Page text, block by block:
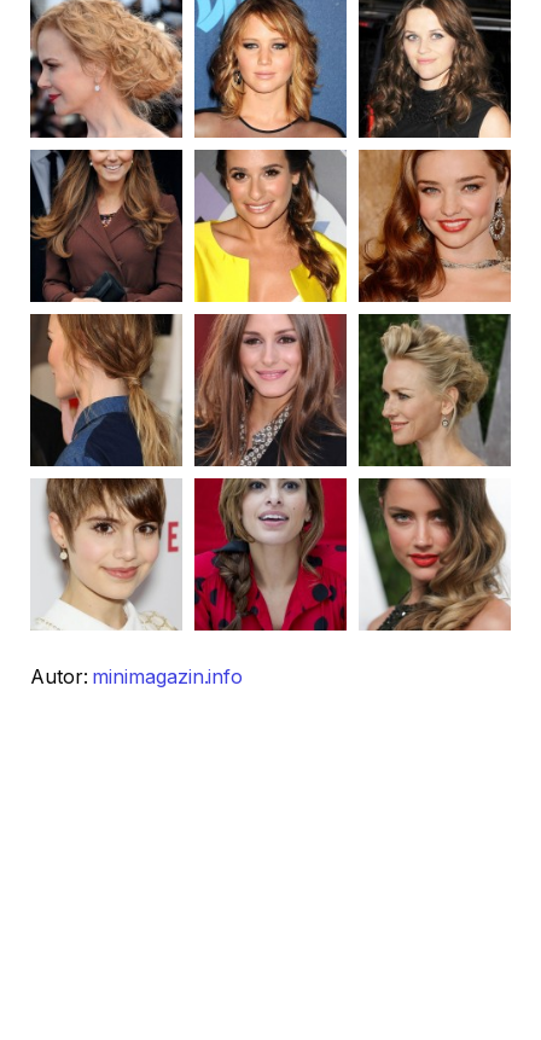
Autor: minimagazin.info